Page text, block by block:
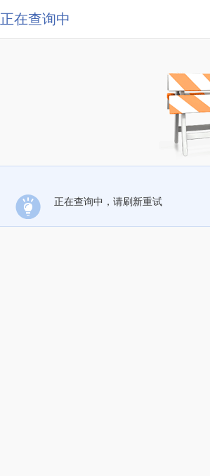
正在查询中
正在查询中，请刷新重试